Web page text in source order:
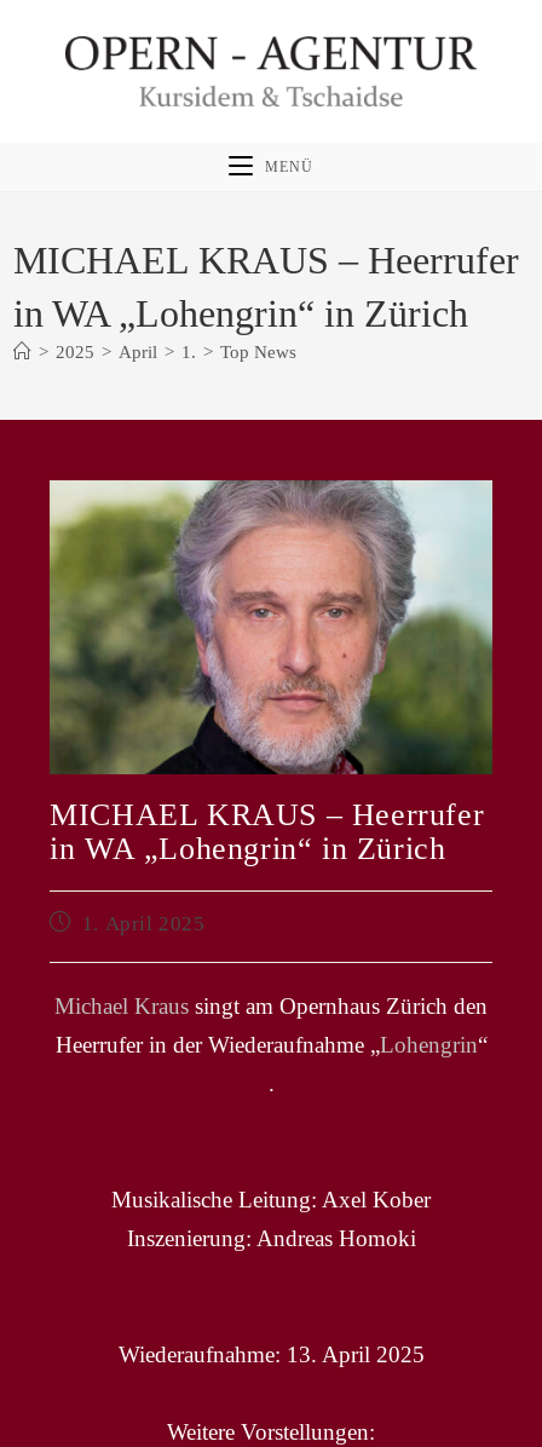
MENÜ
MICHAEL KRAUS – Heerrufer
in WA „Lohengrin“ in Zürich
> 2025 > April > 1. > Top News
MICHAEL KRAUS – Heerrufer
in WA „Lohengrin“ in Zürich
Beitrag1. April 2025
Michael Kraus singt am Opernhaus Zürich den
Heerrufer in der Wiederaufnahme „Lohengrin“
.
Musikalische Leitung: Axel Kober
Inszenierung: Andreas Homoki
Wiederaufnahme: 13. April 2025
Weitere Vorstellungen: